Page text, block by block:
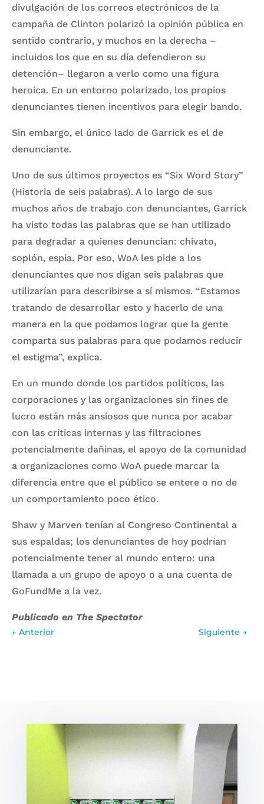
divulgación de los correos electrónicos de la
campaña de Clinton polarizó la opinión pública en
sentido contrario, y muchos en la derecha –
incluidos los que en su día defendieron su
detención– llegaron a verlo como una figura
heroica. En un entorno polarizado, los propios
denunciantes tienen incentivos para elegir bando.
Sin embargo, el único lado de Garrick es el de
denunciante.
Uno de sus últimos proyectos es “Six Word Story”
(Historia de seis palabras). A lo largo de sus
muchos años de trabajo con denunciantes, Garrick
ha visto todas las palabras que se han utilizado
para degradar a quienes denuncian: chivato,
soplón, espía. Por eso, WoA les pide a los
denunciantes que nos digan seis palabras que
utilizarían para describirse a sí mismos. “Estamos
tratando de desarrollar esto y hacerlo de una
manera en la que podamos lograr que la gente
comparta sus palabras para que podamos reducir
el estigma”, explica.
En un mundo donde los partidos políticos, las
corporaciones y las organizaciones sin fines de
lucro están más ansiosos que nunca por acabar
con las críticas internas y las filtraciones
potencialmente dañinas, el apoyo de la comunidad
a organizaciones como WoA puede marcar la
diferencia entre que el público se entere o no de
un comportamiento poco ético.
Shaw y Marven tenían al Congreso Continental a
sus espaldas; los denunciantes de hoy podrían
potencialmente tener al mundo entero: una
llamada a un grupo de apoyo o a una cuenta de
GoFundMe a la vez.
Publicado en The Spectator
← Anterior Siguiente →